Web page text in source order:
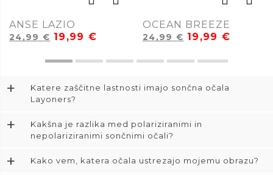
ANSE LAZIO
24,99€ 19,99€
OCEAN BREEZE
24,99€ 19,99€
+
Katere zaščitne lastnosti imajo sončna očala
Layoners?
+
Kakšna je razlika med polariziranimi in
nepolariziranimi sončnimi očali?
+ Kako vem, katera očala ustrezajo mojemu obrazu?